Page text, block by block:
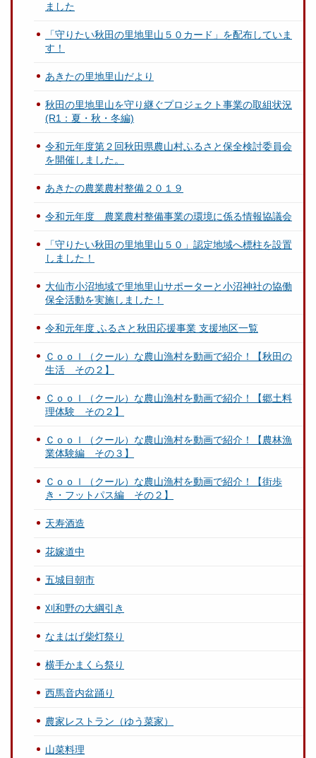
ました
「守りたい秋田の里地里山５０カード」を配布していま
す！
あきたの里地里山だより
秋田の里地里山を守り継ぐプロジェクト事業の取組状況
(R1：夏・秋・冬編)
令和元年度第２回秋田県農山村ふるさと保全検討委員会
を開催しました。
あきたの農業農村整備２０１９
令和元年度 農業農村整備事業の環境に係る情報協議会
「守りたい秋田の里地里山５０」認定地域へ標柱を設置
しました！
大仙市小沼地域で里地里山サポーターと小沼神社の協働
保全活動を実施しました！
令和元年度 ふるさと秋田応援事業 支援地区一覧
Ｃｏｏｌ（クール）な農山漁村を動画で紹介！【秋田の
生活 その２】
Ｃｏｏｌ（クール）な農山漁村を動画で紹介！【郷土料
理体験 その２】
Ｃｏｏｌ（クール）な農山漁村を動画で紹介！【農林漁
業体験編 その３】
Ｃｏｏｌ（クール）な農山漁村を動画で紹介！【街歩
き・フットパス編 その２】
天寿酒造
花嫁道中
五城目朝市
刈和野の大綱引き
なまはげ柴灯祭り
横手かまくら祭り
西馬音内盆踊り
農家レストラン（ゆう菜家）
山菜料理